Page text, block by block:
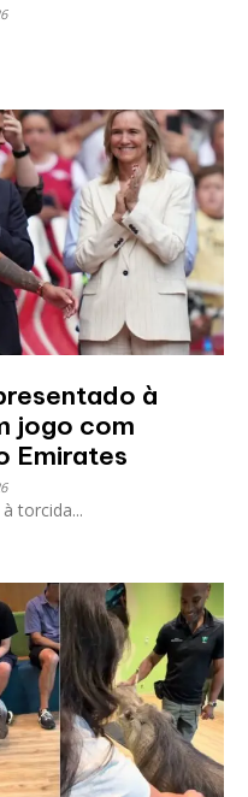
à
jogo com
Emirates
torcida...